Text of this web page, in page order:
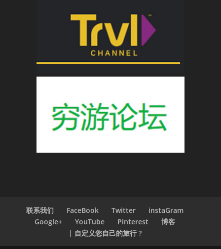
联系我们 FaceBook Twitter
instaGram
Google+
YouTube Pinterest
博客
| 自定义您自己的旅行 ?